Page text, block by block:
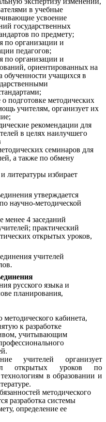
в учебные
усвоение
государственных
по предмету;
по организации и
педагогов;
по организации и
ориентированных на
обученности учащихся в
подготовке методических
учителям, организует их
рекомендации для
в целях наилучшего
семинаров для
а также по обмену
литературы избирает
утверждается
научно-методической
менее 4 заседаний
практический
открытых уроков,
учителей
русского языка и
планирования,
методического кабинета,
к разработке
учитывающим
учителей организует
открытых уроков по
в образовании и
методического
разработка системы
определение ее